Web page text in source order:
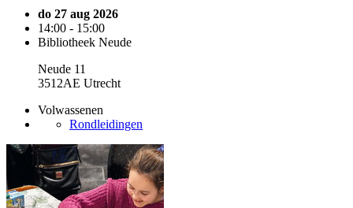
do 27 aug 2026
14:00 - 15:00
Bibliotheek Neude
Neude 11
3512AE Utrecht
Volwassenen
Rondleidingen